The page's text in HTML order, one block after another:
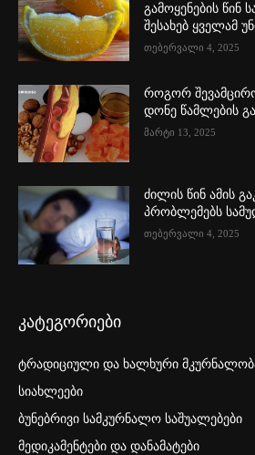
გამოყენების წინ
შესახებ ყველამ
თებერვალი 4, 2025
როგორ
დონე წამლების
მარტი 13, 2025
ძილის წინ ამის
პრობლემებს
თებერვალი 4, 2025
კატეგორიები
ტრადიციული და ხალხური
სიახლეები
ბუნებრივი სამკურნალო საშუალებები
მედიკამენტები და დანამატები